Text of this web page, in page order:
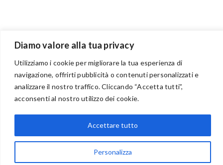
Diamo valore alla tua privacy
Utilizziamo i cookie per migliorare la tua esperienza di
navigazione, offrirti pubblicità o contenuti personalizzati e
analizzare il nostro traffico. Cliccando “Accetta tutti”,
acconsenti al nostro utilizzo dei cookie.
Personalizza
Accettare tutto
BENVENUTI NEL PORTALE RIVENDITORI
via Acqua delle Noci 12
83024 Monteforte Irpino (AV)